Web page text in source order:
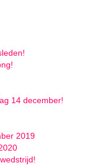
14 december!
2019